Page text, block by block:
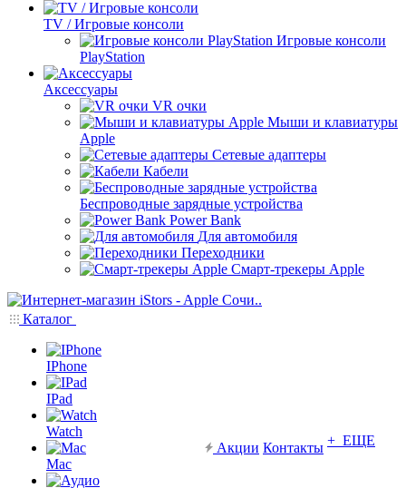
TV / Игровые консоли
Игровые консоли
PlayStation
Аксессуары
VR очки
Мыши и клавиатуры
Apple
Сетевые адаптеры
Кабели
Беспроводные зарядные устройства
Power Bank
Для автомобиля
Переходники
Смарт-трекеры Apple
Каталог
IPhone
IPad
Watch
Mac
Акции Контакты + ЕЩЕ